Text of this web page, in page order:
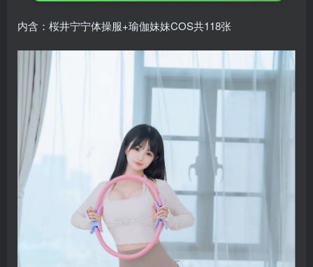
内含：桜井宁宁体操服+瑜伽妹妹COS共118张